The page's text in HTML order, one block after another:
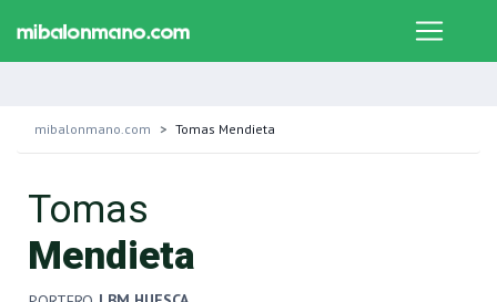
mibalonmano.com Tomas Mendieta
Tomas
Mendieta